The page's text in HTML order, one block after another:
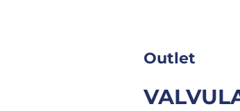
Outlet